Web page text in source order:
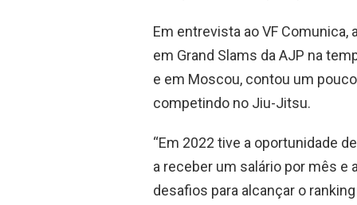
Em entrevista ao VF
em Grand Slams da AJP na
e em Moscou, contou um
competindo no Jiu-Jitsu.
“Em 2022 tive a oportunidade
a receber um salário por mês
desafios para alcançar o